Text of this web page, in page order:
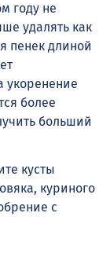
году не
удалять как
пенек длиной
укоренение
более
больший
кусты
куриного
с